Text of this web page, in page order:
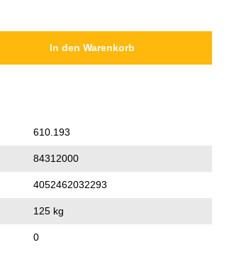
den gewünschten Wert
In den Warenkorb
610.193
84312000
4052462032293
125 kg
0